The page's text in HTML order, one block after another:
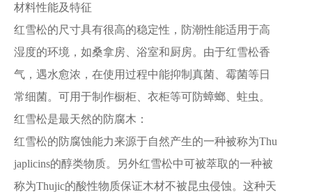
材料性能及特征
红雪松的尺寸具有很高的稳定性，防潮性能适用于高
湿度的环境，如桑拿房、浴室和厨房。由于红雪松香
气，遇水愈浓，在使用过程中能抑制真菌、霉菌等日
常细菌。可用于制作橱柜、衣柜等可防蟑螂、蛀虫。
红雪松是最天然的防腐木：
红雪松的防腐蚀能力来源于自然产生的一种被称为Thu
japlicins的醇类物质。另外红雪松中可被萃取的一种被
称为Thujic的酸性物质保证木材不被昆虫侵蚀。这种天